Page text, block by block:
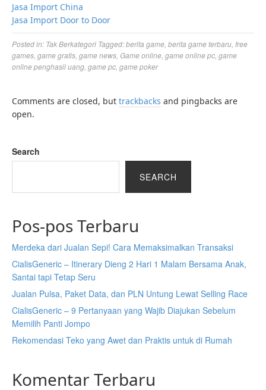
Jasa Import China
Jasa Import Door to Door
Posted in: Tak Berkategori Tagged:berita game berita game terbaru free
games game gratis game news Game online game online pc game
online penghasil uang game pc game poker
Comments are closed, but trackbacks and pingbacks are
open.
Search
SEARCH
Pos-pos Terbaru
Merdeka dari Jualan Sepi! Cara Memaksimalkan Transaksi
CialisGeneric – Itinerary Dieng 2 Hari 1 Malam Bersama Anak,
Santai tapi Tetap Seru
Jualan Pulsa, Paket Data, dan PLN Untung Lewat Selling Race
CialisGeneric – 9 Pertanyaan yang Wajib Diajukan Sebelum
Memilih Panti Jompo
Rekomendasi Teko yang Awet dan Praktis untuk di Rumah
Komentar Terbaru